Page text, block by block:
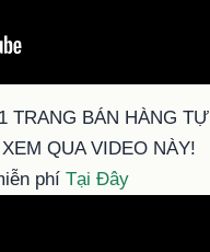
TRANG BÁN HÀNG TỰ
QUA VIDEO NÀY!
phí Tại Đây